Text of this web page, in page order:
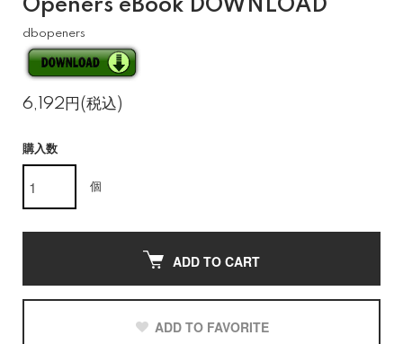
Openers eBook DOWNLOAD
dbopeners
6,192円(税込)
購入数
個
ADD TO CART
ADD TO FAVORITE